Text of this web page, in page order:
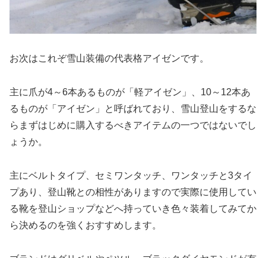
お次はこれぞ雪山装備の代表格アイゼンです。
主に爪が4～6本あるものが「軽アイゼン」、10～12本あ
るものが「アイゼン」と呼ばれており、雪山登山をするな
らまずはじめに購入するべきアイテムの一つではないでし
ょうか。
主にベルトタイプ、セミワンタッチ、ワンタッチと3タイ
プあり、登山靴との相性がありますので実際に使用してい
る靴を登山ショップなどへ持っていき色々装着してみてか
ら決めるのを強くおすすめします。